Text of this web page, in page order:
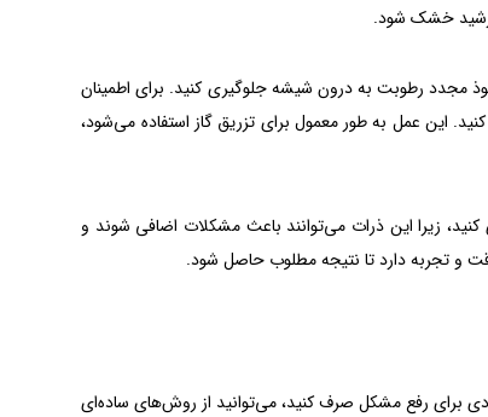
خشک شود.
رطوبت به درون شیشه جلوگیری کنید. برای اطمینان
این عمل به طور معمول برای تزریق گاز استفاده می‌شود،
زیرا این ذرات می‌توانند باعث مشکلات اضافی شوند و
و تجربه دارد تا نتیجه مطلوب حاصل شود.
برای رفع مشکل صرف کنید، می‌توانید از روش‌های ساده‌ای